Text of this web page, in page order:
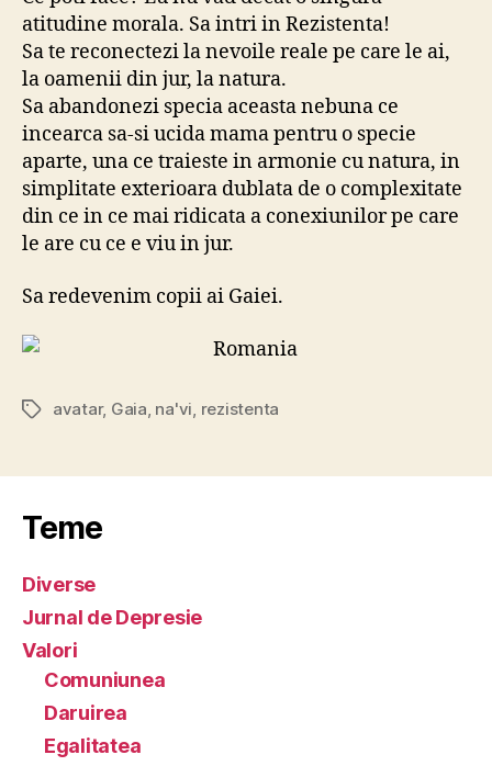
atitudine morala. Sa intri in Rezistenta!
Sa te reconectezi la nevoile reale pe care le ai,
la oamenii din jur, la natura.
Sa abandonezi specia aceasta nebuna ce
incearca sa-si ucida mama pentru o specie
aparte, una ce traieste in armonie cu natura, in
simplitate exterioara dublata de o complexitate
din ce in ce mai ridicata a conexiunilor pe care
le are cu ce e viu in jur.
Sa redevenim copii ai Gaiei.
Tagsavatar, Gaia, na'vi, rezistenta
Teme
Diverse
Jurnal de Depresie
Valori
Comuniunea
Daruirea
Egalitatea